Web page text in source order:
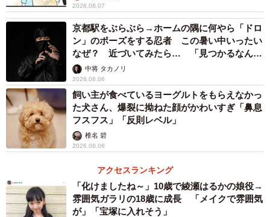
2026.08.07
京都駅をぶらぶら→ホームの隅に何やら「ドロ
ン」のポーズをする忍者 この暑い中いったい
なぜ？ 近づいてみたら… 「見つかるなんて
未熟」中将 タカノリ
2026.08.06
飼い主が食べているヨーグルトをもらえなかっ
た犬さん、爆裂に拗ねた顔がかわいすぎ「鼻息
フスフス」「反則レベル」
椎名 碧
2026.08.06
アクセスランキング
「化けましたね～」10歳で綾瀬はるかの娘役→
雰囲気ガラリの18歳に成長 「メイクで雰囲気
が」「宝塚に入れそう」